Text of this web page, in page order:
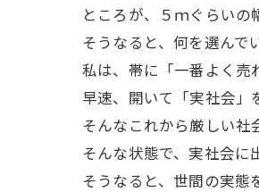
ところが、５ｍぐらいの
そうなると、何を選んで
私は、帯に「一番よく売
早速、開いて「実社会」
そんなこれから厳しい社
そんな状態で、実社会に
そうなると、世間の実態